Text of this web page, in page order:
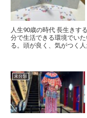
人生90歳の時代 長生きするのは良い事だ❗️ しかし、、自分の事は、自
分で生活できる環境でいたい。 我が友も83歳(バースデ
る。頭が良く、気がつく
未分類